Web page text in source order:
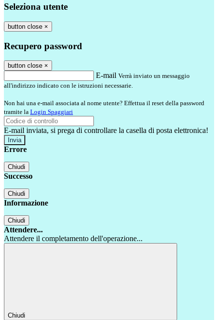
Seleziona utente
button close ×
Recupero password
button close ×
E-mail Verrà inviato un messaggio
all'indirizzo indicato con le istruzioni necessarie.
Non hai una e-mail associata al nome utente? Effettua il reset della password
tramite la Login Spaggiari
E-mail inviata, si prega di controllare la casella di posta elettronica!
Errore
Chiudi
Successo
Chiudi
Informazione
Chiudi
Attendere...
Attendere il completamento dell'operazione...
Chiudi